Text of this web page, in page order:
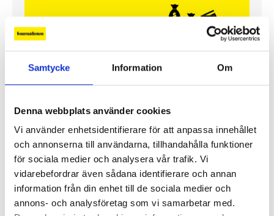
Samtycke Information Om
Denna webbplats använder cookies
Vi använder enhetsidentifierare för att anpassa innehållet
och annonserna till användarna, tillhandahålla funktioner
för sociala medier och analysera vår trafik. Vi
vidarebefordrar även sådana identifierare och annan
information från din enhet till de sociala medier och
annons- och analysföretag som vi samarbetar med.
Enorma skillnader mellan
chefredaktörerna
Så mycket tjänar dagspresscheferna